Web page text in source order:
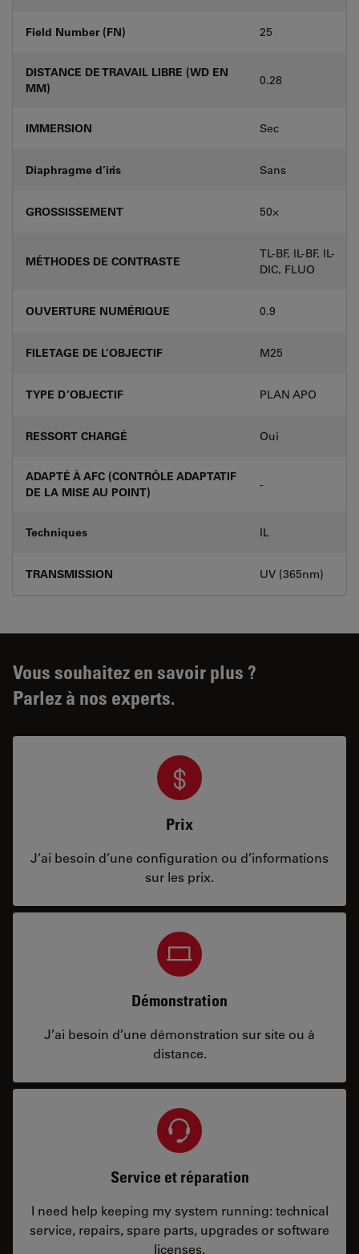
Field Number (FN) 25
DISTANCE DE TRAVAIL LIBRE (WD EN
MM)
0.28
IMMERSION Sec
Diaphragme d’iris Sans
GROSSISSEMENT 50⨉
MÉTHODES DE CONTRASTE
TL-BF, IL-BF, IL-
DIC, FLUO
OUVERTURE NUMÉRIQUE 0.9
FILETAGE DE L’OBJECTIF M25
TYPE D’OBJECTIF PLAN APO
RESSORT CHARGÉ Oui
ADAPTÉ À AFC (CONTRÔLE ADAPTATIF
DE LA MISE AU POINT)
-
Techniques IL
TRANSMISSION UV (365nm)
Vous souhaitez en savoir plus ?
Parlez à nos experts.
Prix
J’ai besoin d’une configuration ou d’informations
sur les prix.
Démonstration
J’ai besoin d’une démonstration sur site ou à
distance.
Service et réparation
I need help keeping my system running: technical
service, repairs, spare parts, upgrades or software
licenses.